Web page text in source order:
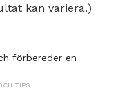
kan variera.)
förbereder en
TIPS